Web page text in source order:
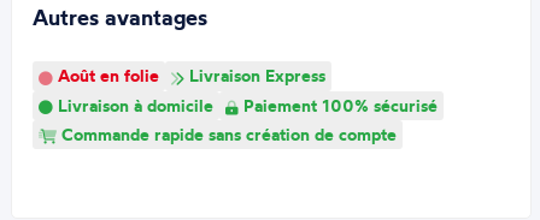
Autres avantages
Août en folie
Livraison Express
Livraison à domicile
Paiement 100% sécurisé
Commande rapide sans création de compte